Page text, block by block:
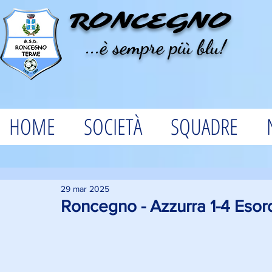
RONCEGNO
...è sempre più blu!
HOME SOCIETÀ SQUADRE
Roncegno - Azzurra 1-4
29 mar 2025